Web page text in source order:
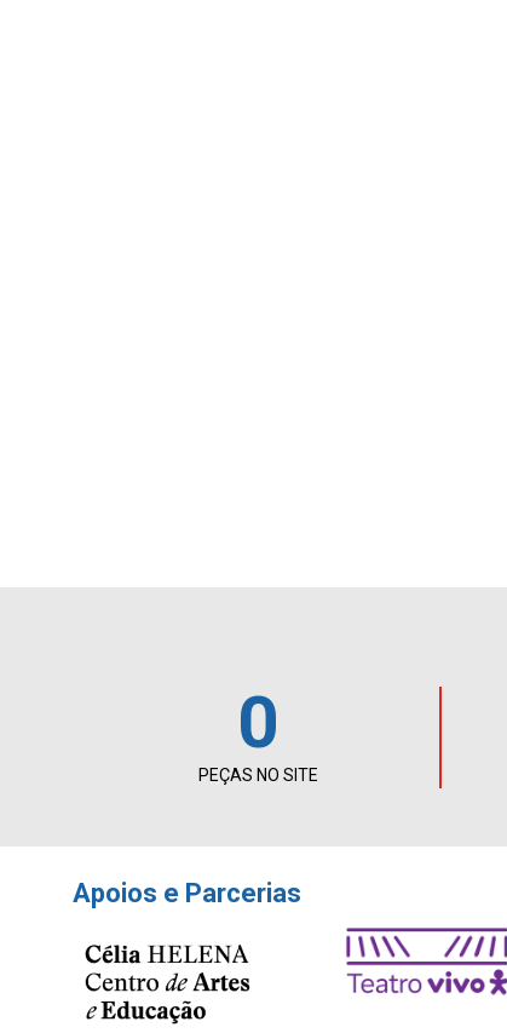
0
PEÇAS NO SITE
Apoios e Parcerias